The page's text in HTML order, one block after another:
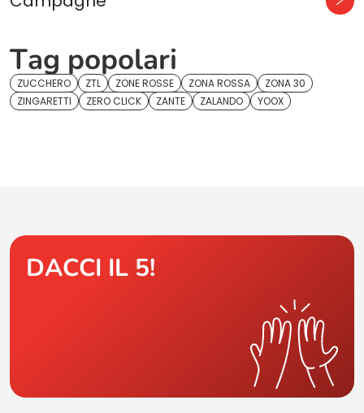
Tag popolari
ZUCCHERO ZTL ZONE ROSSE ZONA ROSSA
ZONA 30
ZINGARETTI
ZERO CLICK ZANTE ZALANDO YOOX
DACCI IL 5!